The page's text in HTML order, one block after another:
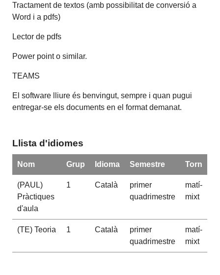
Tractament de textos (amb possibilitat de conversió a
Word i a pdfs)
Lector de pdfs
Power point o similar.
TEAMS
El software lliure és benvingut, sempre i quan pugui
entregar-se els documents en el format demanat.
Llista d'idiomes
Nom Grup Idioma Semestre Torn
(PAUL)
Pràctiques
d'aula
1 Català
primer
quadrimestre
matí-
mixt
(TE) Teoria 1 Català
primer
quadrimestre
matí-
mixt